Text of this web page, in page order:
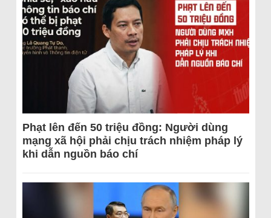
Phạt lên đến 50 triệu đồng: Người dùng
mạng xã hội phải chịu trách nhiệm pháp lý
khi dẫn nguồn báo chí